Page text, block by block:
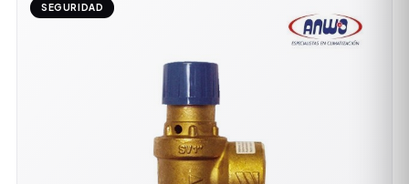
SEGURIDAD